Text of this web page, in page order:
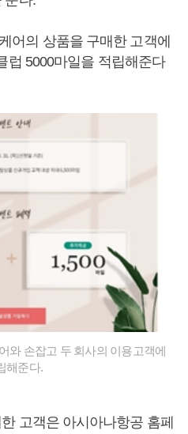
어의 상품을 구매한 고객에
럽 5000마일을 적립해준다
와 손잡고 두 회사의 이용고객에
해준다.
고객은 아시아나항공 홈페